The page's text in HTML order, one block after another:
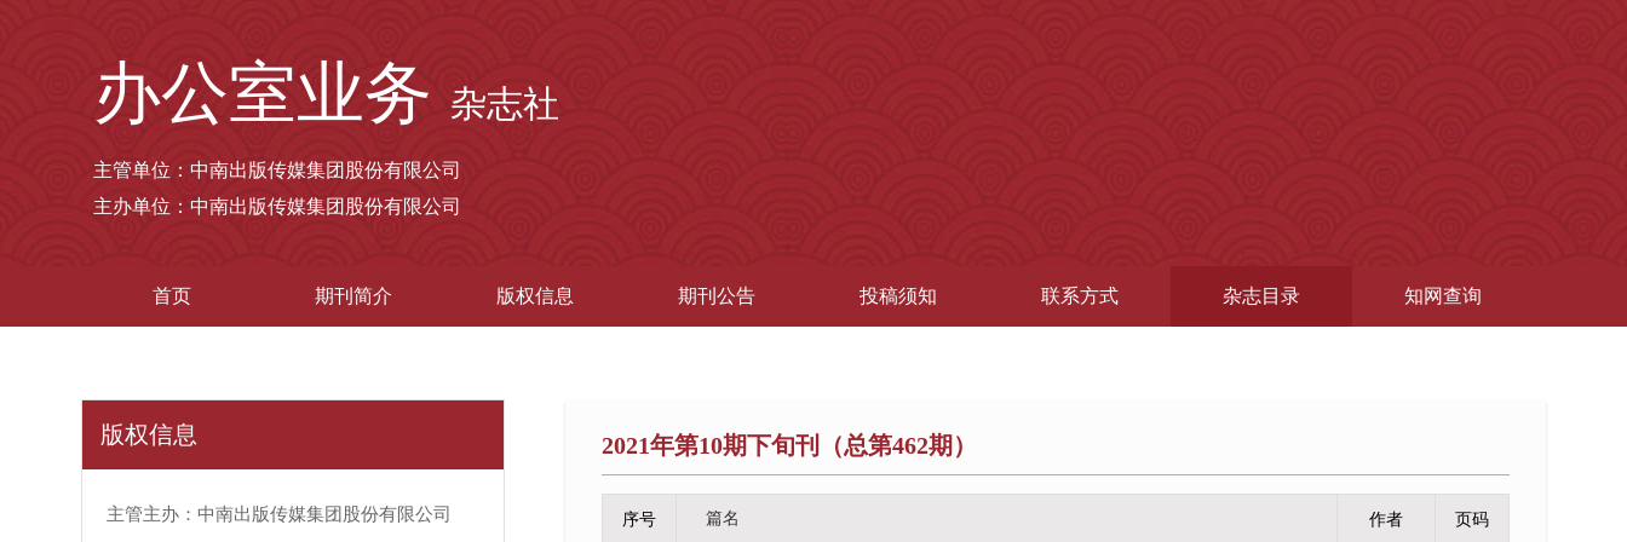
办公室业务 杂志社
主管单位：中南出版传媒集团股份有限公司
主办单位：中南出版传媒集团股份有限公司
国际标准连续出版物号：ISSN1004-647X
国内统一连续出版物号：CN43-1514/D
首页 期刊简介 版权信息 期刊公告 投稿须知 联系方式 杂志目录 知网查询
版权信息
主管主办：中南出版传媒集团股份有限公司
2021年第10期下旬刊（总第462期）
序号 篇名 作者 页码